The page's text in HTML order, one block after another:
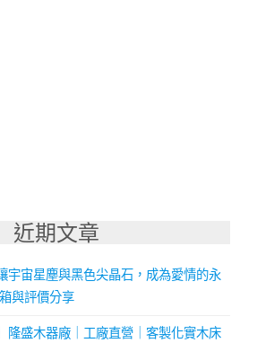
近期文章
宇宙星塵與黑色尖晶石，成為愛情的永
與評價分享
隆盛木器廠｜工廠直營｜客製化實木床